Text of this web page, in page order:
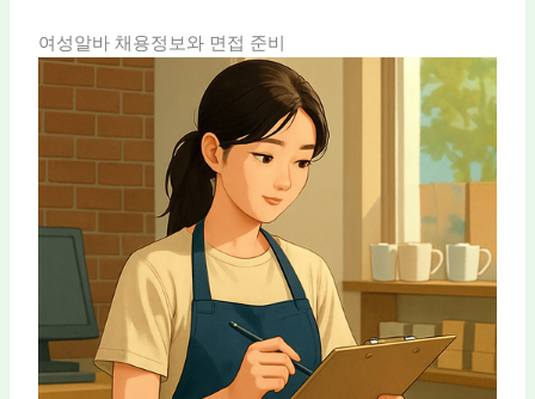
여성알바 채용정보와 면접 준비